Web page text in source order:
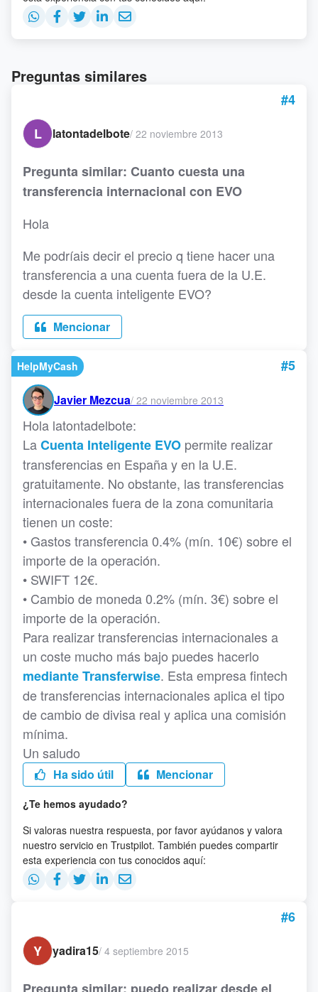
Preguntas similares
#4
L
latontadelbote/ 22 noviembre 2013
Pregunta similar: Cuanto cuesta una
transferencia internacional con EVO
Hola
Me podríais decir el precio q tiene hacer una
transferencia a una cuenta fuera de la U.E.
desde la cuenta inteligente EVO?
Mencionar
HelpMyCash #5
Javier Mezcua/ 22 noviembre 2013
Hola latontadelbote:
LaCuenta Inteligente EVO permite realizar
transferencias en España y en la U.E.
gratuitamente. No obstante, las transferencias
internacionales fuera de la zona comunitaria
tienen un coste:
• Gastos transferencia 0.4% (mín. 10€) sobre el
importe de la operación.
• SWIFT 12€.
• Cambio de moneda 0.2% (mín. 3€) sobre el
importe de la operación.
Para realizar transferencias internacionales a
un coste mucho más bajo puedes hacerlo
mediante Transferwise. Esta empresa fintech
de transferencias internacionales aplica el tipo
de cambio de divisa real y aplica una comisión
mínima.
Un saludo
Ha sido útil Mencionar
¿Te hemos ayudado?
Si valoras nuestra respuesta, por favor ayúdanos y valora
nuestro servicio en Trustpilot. También puedes compartir
esta experiencia con tus conocidos aquí:
#6
Y
yadira15/ 4 septiembre 2015